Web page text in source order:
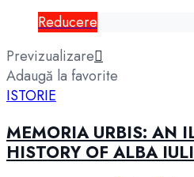
Reducere
Previzualizare
Adaugă la favorite
ISTORIE
MEMORIA URBIS: AN
HISTORY OF ALBA